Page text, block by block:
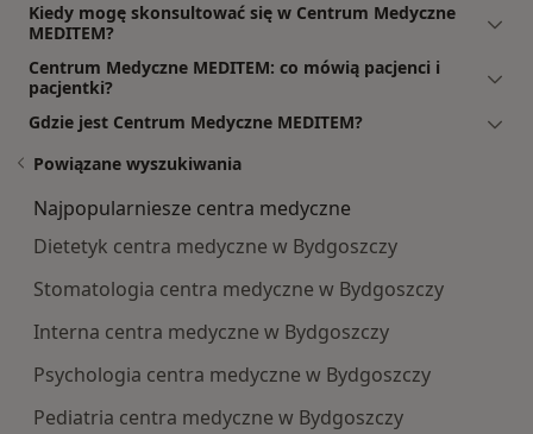
Kiedy mogę skonsultować się w Centrum Medyczne
MEDITEM?
Centrum Medyczne MEDITEM: co mówią pacjenci i
pacjentki?
Gdzie jest Centrum Medyczne MEDITEM?
Powiązane wyszukiwania
Najpopularniesze centra medyczne
Dietetyk centra medyczne w Bydgoszczy
Stomatologia centra medyczne w Bydgoszczy
Interna centra medyczne w Bydgoszczy
Psychologia centra medyczne w Bydgoszczy
Pediatria centra medyczne w Bydgoszczy